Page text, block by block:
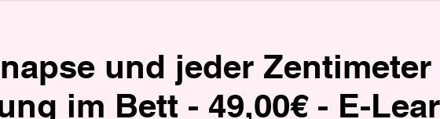
und jeder
im Bett - 49,00€ - E-